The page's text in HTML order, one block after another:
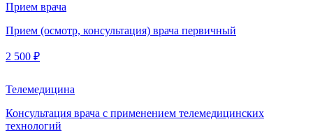
Прием врача
Прием (осмотр, консультация) врача первичный
2 500 ₽
Телемедицина
Консультация врача с применением телемедицинских
технологий